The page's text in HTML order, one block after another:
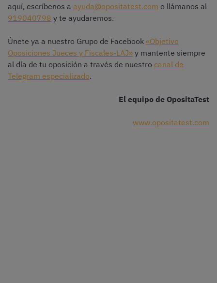
aquí, escríbenos a ayuda@opositatest.com o llámanos al
919040798 y te ayudaremos.
Únete ya a nuestro Grupo de Facebook «Objetivo
Oposiciones Jueces y Fiscales-LAJ» y mantente siempre
al día de tu oposición a través de nuestro canal de
Telegram especializado.
El equipo de OpositaTest
www.opositatest.com